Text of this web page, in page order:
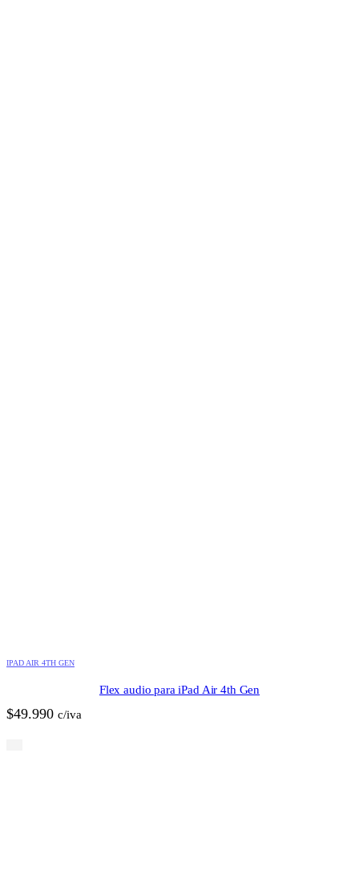
IPAD AIR 4TH GEN
Flex audio para iPad Air 4th Gen
$49.990 c/iva